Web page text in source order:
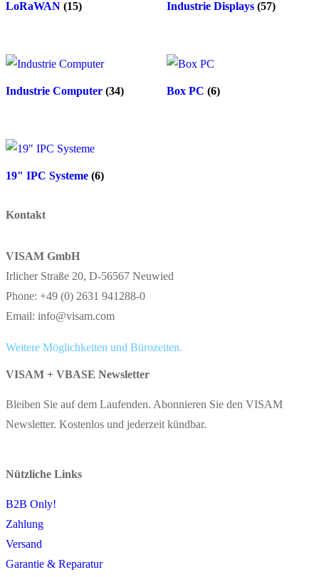
LoRaWAN (15) Industrie Displays (57)
Industrie Computer (34) Box PC (6)
19" IPC Systeme (6)
Kontakt
VISAM GmbH
Irlicher Straße 20, D-56567 Neuwied
Phone: +49 (0) 2631 941288-0
Email: info@visam.com
Weitere Möglichkeiten und Bürozeiten.
VISAM + VBASE Newsletter
Bleiben Sie auf dem Laufenden. Abonnieren Sie den VISAM
Newsletter. Kostenlos und jederzeit kündbar.
Nützliche Links
B2B Only!
Zahlung
Versand
Garantie & Reparatur